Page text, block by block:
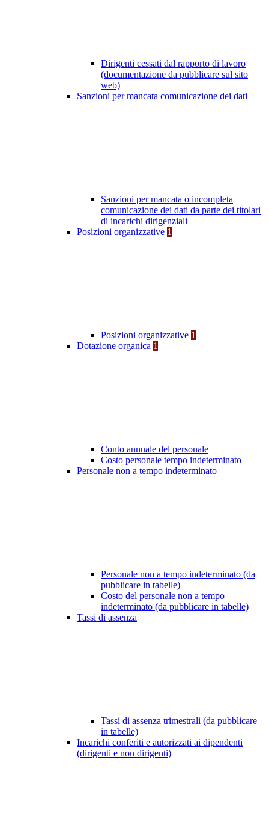
Dirigenti cessati dal rapporto di lavoro
(documentazione da pubblicare sul sito
web)
Sanzioni per mancata comunicazione dei dati
Sanzioni per mancata o incompleta
comunicazione dei dati da parte dei titolari
di incarichi dirigenziali
Posizioni organizzative 1
Posizioni organizzative 1
Dotazione organica 1
Conto annuale del personale
Costo personale tempo indeterminato
Personale non a tempo indeterminato
Personale non a tempo indeterminato (da
pubblicare in tabelle)
Costo del personale non a tempo
indeterminato (da pubblicare in tabelle)
Tassi di assenza
Tassi di assenza trimestrali (da pubblicare
in tabelle)
Incarichi conferiti e autorizzati ai dipendenti
(dirigenti e non dirigenti)